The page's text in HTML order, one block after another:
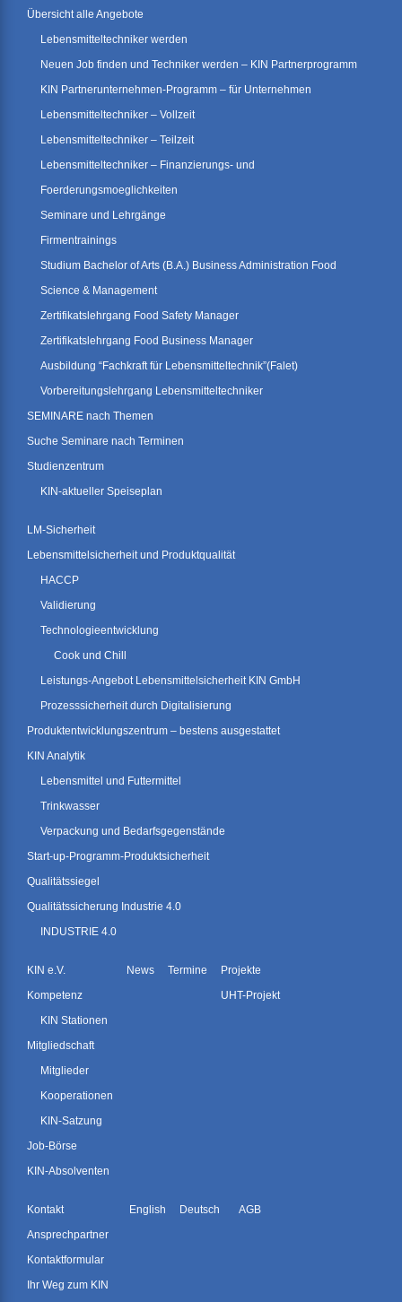
Übersicht alle Angebote
Lebensmitteltechniker werden
Neuen Job finden und Techniker werden – KIN Partnerprogramm
KIN Partnerunternehmen-Programm – für Unternehmen
Lebensmitteltechniker – Vollzeit
Lebensmitteltechniker – Teilzeit
Lebensmitteltechniker – Finanzierungs- und
Foerderungsmoeglichkeiten
Seminare und Lehrgänge
Firmentrainings
Studium Bachelor of Arts (B.A.) Business Administration Food
Science & Management
Zertifikatslehrgang Food Safety Manager
Zertifikatslehrgang Food Business Manager
Ausbildung “Fachkraft für Lebensmitteltechnik”(Falet)
Vorbereitungslehrgang Lebensmitteltechniker
SEMINARE nach Themen
Suche Seminare nach Terminen
Studienzentrum
KIN-aktueller Speiseplan
LM-Sicherheit
Lebensmittelsicherheit und Produktqualität
HACCP
Validierung
Technologieentwicklung
Cook und Chill
Leistungs-Angebot Lebensmittelsicherheit KIN GmbH
Prozesssicherheit durch Digitalisierung
Produktentwicklungszentrum – bestens ausgestattet
KIN Analytik
Lebensmittel und Futtermittel
Trinkwasser
Verpackung und Bedarfsgegenstände
Start-up-Programm-Produktsicherheit
Qualitätssiegel
Qualitätssicherung Industrie 4.0
INDUSTRIE 4.0
KIN e.V.
Kompetenz
KIN Stationen
Mitgliedschaft
Mitglieder
Kooperationen
KIN-Satzung
Job-Börse
KIN-Absolventen
News Termine
Projekte
UHT-Projekt
Kontakt
Ansprechpartner
Kontaktformular
Ihr Weg zum KIN
English Deutsch AGB